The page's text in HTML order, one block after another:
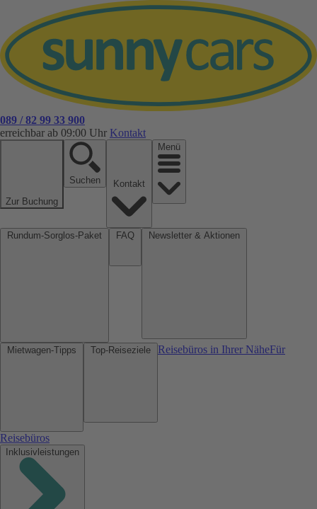
089 / 82 99 33 900
erreichbar ab 09:00 Uhr Kontakt
Zur Buchung
Suchen
Menü
Reisebüros in Ihrer NäheFür
Reisebüros
Inklusivleistungen